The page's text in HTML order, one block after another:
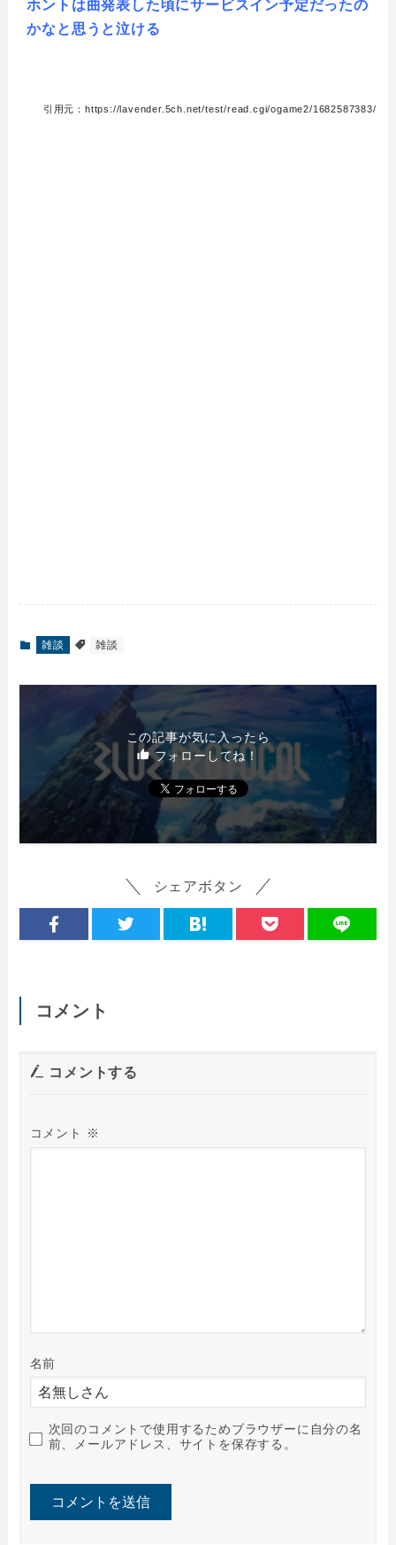
ホントは曲発表した頃にサービスイン予定だったの
かなと思うと泣ける
引用元：https://lavender.5ch.net/test/read.cgi/ogame2/1682587383/
雑談 雑談
この記事が気に入ったら
フォローしてね！
シェアボタン
コメント
コメントする
コメント ※
名前
次回のコメントで使用するためブラウザーに自分の名
前、メールアドレス、サイトを保存する。